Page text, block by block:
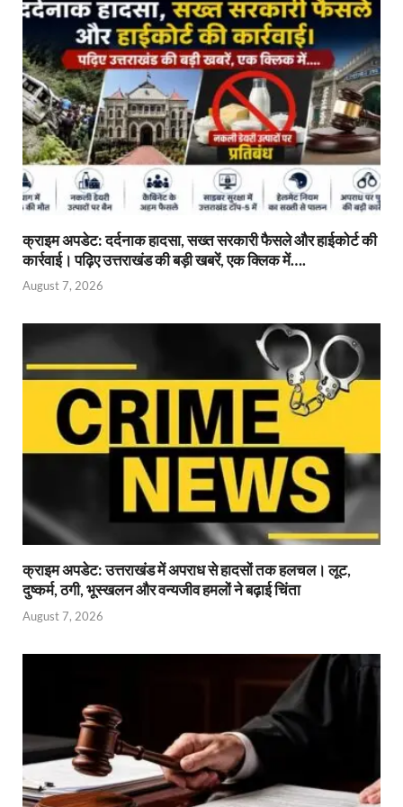
क्राइम अपडेट: दर्दनाक हादसा, सख्त सरकारी फैसले और हाईकोर्ट की
कार्रवाई। पढ़िए उत्तराखंड की बड़ी खबरें, एक क्लिक में….
August 7, 2026
क्राइम अपडेट: उत्तराखंड में अपराध से हादसों तक हलचल। लूट,
दुष्कर्म, ठगी, भूस्खलन और वन्यजीव हमलों ने बढ़ाई चिंता
August 7, 2026